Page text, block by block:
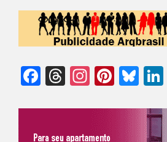
Facebook
Threads